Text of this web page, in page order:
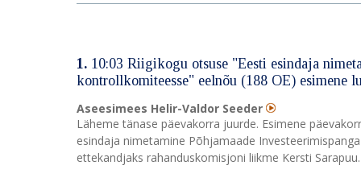
1. 10:03 Riigikogu otsuse "Eesti esindaja
kontrollkomiteesse" eelnõu (188 OE) esimene
Aseesimees Helir-Valdor Seeder
Läheme tänase päevakorra juurde. Esimene
esindaja nimetamine Põhjamaade
ettekandjaks rahanduskomisjoni liikme Kersti Sarapuu.